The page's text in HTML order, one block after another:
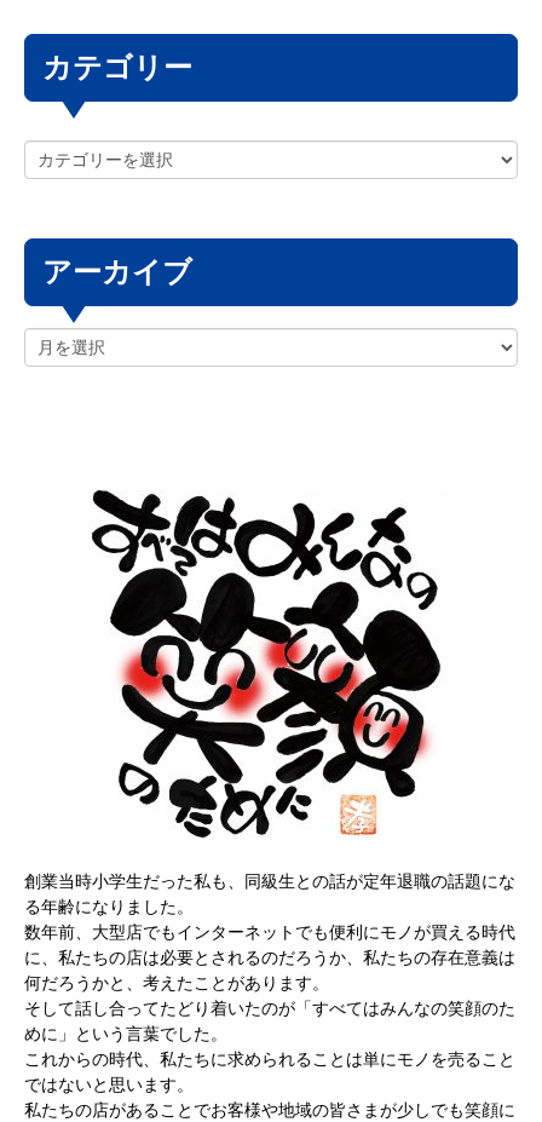
カテゴリー
アーカイブ
創業当時小学生だった私も、同級生との話が定年退職の話題にな
る年齢になりました。
数年前、大型店でもインターネットでも便利にモノが買える時代
に、私たちの店は必要とされるのだろうか、私たちの存在意義は
何だろうかと、考えたことがあります。
そして話し合ってたどり着いたのが「すべてはみんなの笑顔のた
めに」という言葉でした。
これからの時代、私たちに求められることは単にモノを売ること
ではないと思います。
私たちの店があることでお客様や地域の皆さまが少しでも笑顔に